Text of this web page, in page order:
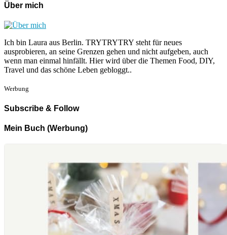
Über mich
Ich bin Laura aus Berlin. TRYTRYTRY steht für neues
ausprobieren, an seine Grenzen gehen und nicht aufgeben, auch
wenn man einmal hinfällt. Hier wird über die Themen Food, DIY,
Travel und das schöne Leben gebloggt..
Werbung
Subscribe & Follow
Mein Buch (Werbung)